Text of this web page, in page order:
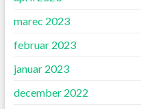
marec 2023
februar 2023
januar 2023
december 2022